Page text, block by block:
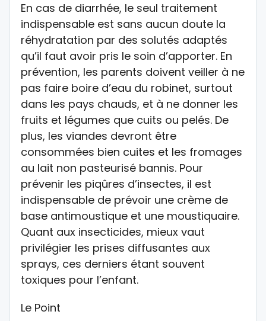
En cas de diarrhée, le seul traitement
indispensable est sans aucun doute la
réhydratation par des solutés adaptés
qu’il faut avoir pris le soin d’apporter. En
prévention, les parents doivent veiller à ne
pas faire boire d’eau du robinet, surtout
dans les pays chauds, et à ne donner les
fruits et légumes que cuits ou pelés. De
plus, les viandes devront être
consommées bien cuites et les fromages
au lait non pasteurisé bannis. Pour
prévenir les piqûres d’insectes, il est
indispensable de prévoir une crème de
base antimoustique et une moustiquaire.
Quant aux insecticides, mieux vaut
privilégier les prises diffusantes aux
sprays, ces derniers étant souvent
toxiques pour l’enfant.
Le Point